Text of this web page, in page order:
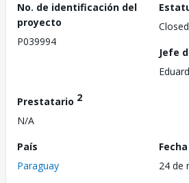
No. de identificación del
proyecto
P039994
Closed
Jefe
Prestatario 2
N/A
País
Paraguay
24 de